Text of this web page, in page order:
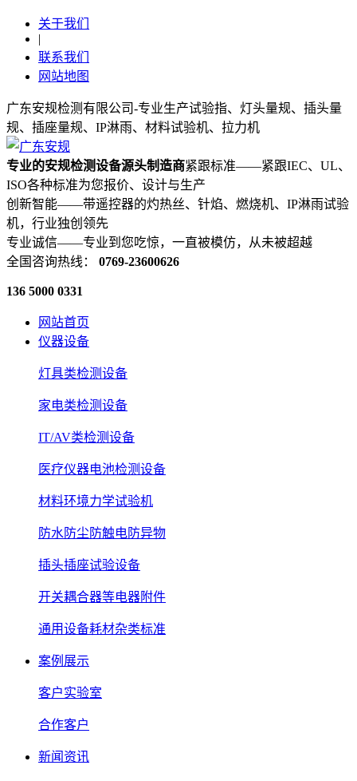
关于我们
|
联系我们
网站地图
广东安规检测有限公司-专业生产试验指、灯头量规、插头量
规、插座量规、IP淋雨、材料试验机、拉力机
专业的安规检测设备源头制造商紧跟标准——紧跟IEC、UL、
ISO各种标准为您报价、设计与生产
创新智能——带遥控器的灼热丝、针焰、燃烧机、IP淋雨试验
机，行业独创领先
专业诚信——专业到您吃惊，一直被模仿，从未被超越
全国咨询热线： 0769-23600626
136 5000 0331
网站首页
仪器设备
灯具类检测设备
家电类检测设备
IT/AV类检测设备
医疗仪器电池检测设备
材料环境力学试验机
防水防尘防触电防异物
插头插座试验设备
开关耦合器等电器附件
通用设备耗材杂类标准
案例展示
客户实验室
合作客户
新闻资讯